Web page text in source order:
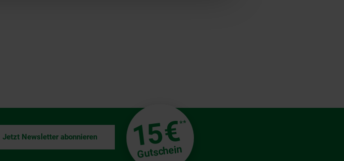
15€**
Gutschein
Jetzt Newsletter abonnieren